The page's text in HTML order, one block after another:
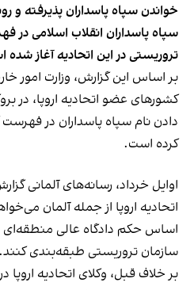
خواندن سپاه پاسداران پذیرفته و
سپاه پاسداران انقلاب اسلامی در
تروریستی در این اتحادیه آغاز
بر اساس این گزارش، وزارت امور
کشورهای عضو اتحادیه اروپا، در
دادن نام سپاه پاسداران در فهرست
کرده است.
اوایل خرداد، رسانه‌های آلمانی
اتحادیه اروپا از جمله آلمان
اساس حکم دادگاه عالی
سازمان تروریستی طبقه‌بندی کنند.
بر خلاف قبل، وکلای اتحادیه